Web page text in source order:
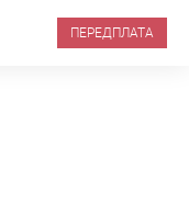
ПЕРЕДПЛАТА